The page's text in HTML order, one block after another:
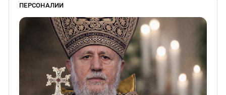
ПЕРСОНАЛИИ